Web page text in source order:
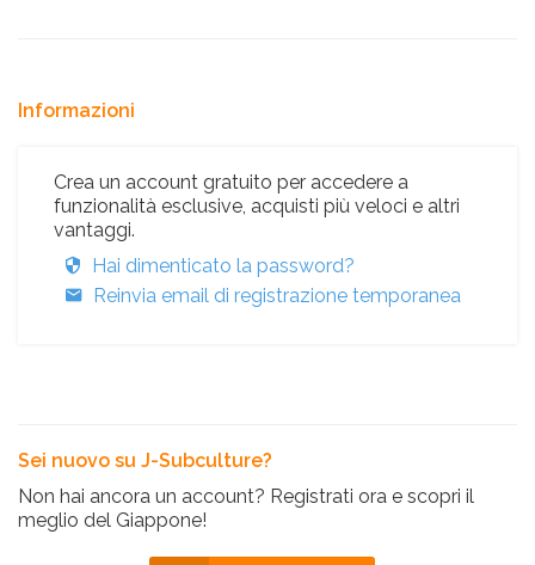
Informazioni
Crea un account gratuito per accedere a
funzionalità esclusive, acquisti più veloci e altri
vantaggi.
Hai dimenticato la password?
Reinvia email di registrazione temporanea
Sei nuovo su J-Subculture?
Non hai ancora un account? Registrati ora e scopri il
meglio del Giappone!